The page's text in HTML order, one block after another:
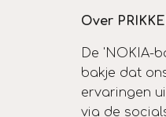
Over
De 'NOKIA-
bakje dat
ervaringen
via de